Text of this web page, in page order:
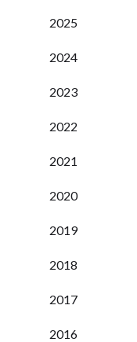
2025
2024
2023
2022
2021
2020
2019
2018
2017
2016